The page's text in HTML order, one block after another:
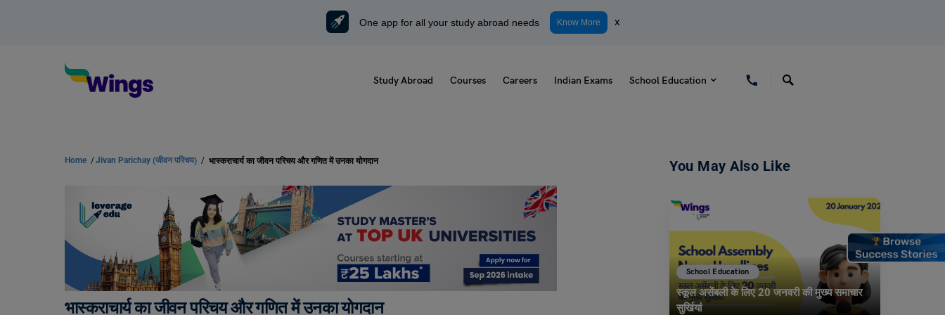
One app for all your study abroad needs Know More x
Study Abroad Courses Careers Indian Exams School Education
Home /Jivan Parichay (जीवन परिचय) / भास्कराचार्य का जीवन परिचय और गणित में उनका योगदान
भास्कराचार्य का जीवन परिचय और गणित में उनका योगदान
You May Also Like
School Education
स्कूल असेंबली के लिए 20 जनवरी की मुख्य समाचार
सुर्खियां